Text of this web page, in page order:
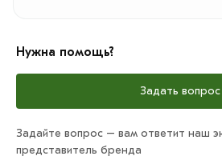
Нужна помощь?
Задать вопрос
Задайте вопрос – вам ответит наш
представитель бренда